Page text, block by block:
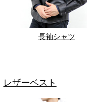
長袖シャツ
レザーベスト